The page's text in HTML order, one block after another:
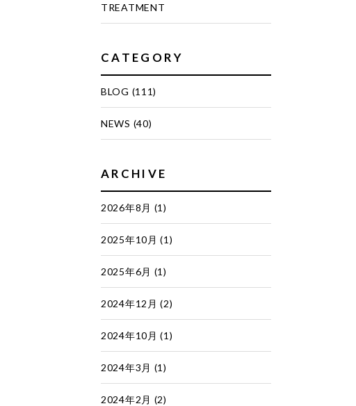
TREATMENT
CATEGORY
BLOG (111)
NEWS (40)
ARCHIVE
2026年8月 (1)
2025年10月 (1)
2025年6月 (1)
2024年12月 (2)
2024年10月 (1)
2024年3月 (1)
2024年2月 (2)